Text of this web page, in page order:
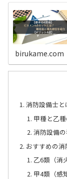
birukame.com
消防設備士と
甲種と乙
消防設備
おすすめの
乙6類（消
甲4類（感